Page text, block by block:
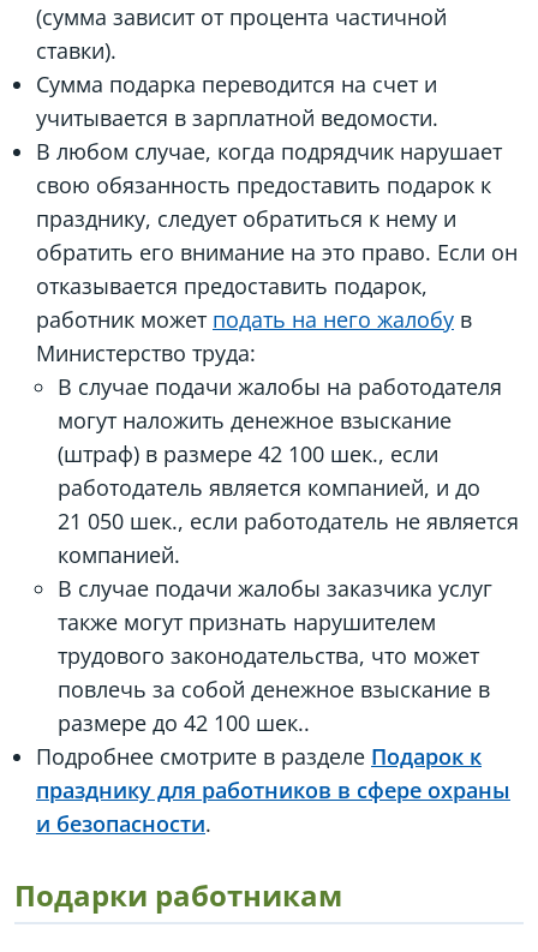
(сумма зависит от процента частичной
ставки).
Сумма подарка переводится на счет и
учитывается в зарплатной ведомости.
В любом случае, когда подрядчик нарушает
свою обязанность предоставить подарок к
празднику, следует обратиться к нему и
обратить его внимание на это право. Если он
отказывается предоставить подарок,
работник может подать на него жалобу в
Министерство труда:
В случае подачи жалобы на работодателя
могут наложить денежное взыскание
(штраф) в размере 42 100 шек., если
работодатель является компанией, и до
21 050 шек., если работодатель не является
компанией.
В случае подачи жалобы заказчика услуг
также могут признать нарушителем
трудового законодательства, что может
повлечь за собой денежное взыскание в
размере до 42 100 шек..
Подробнее смотрите в разделе Подарок к
празднику для работников в сфере охраны
и безопасности.
Подарки работникам